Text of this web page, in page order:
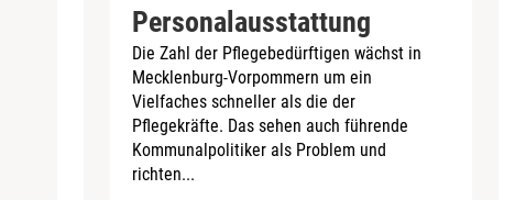
Personalausstattung
Die Zahl der Pflegebedürftigen wächst in
Mecklenburg-Vorpommern um ein
Vielfaches schneller als die der
Pflegekräfte. Das sehen auch führende
Kommunalpolitiker als Problem und
richten...